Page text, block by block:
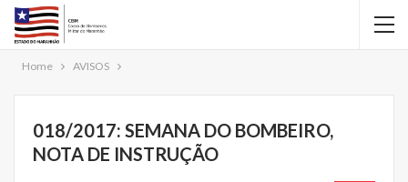
Home AVISOS
018/2017: SEMANA DO BOMBEIRO,
NOTA DE INSTRUÇÃO